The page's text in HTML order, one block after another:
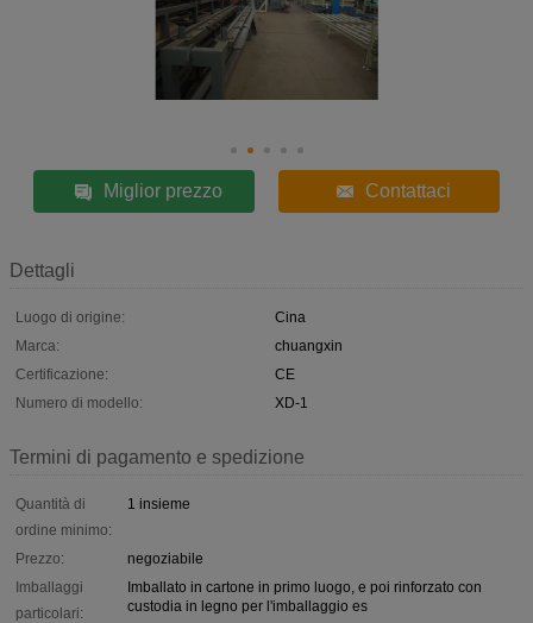
Miglior prezzo Contattaci
Dettagli
Luogo di origine:
Cina
Marca:
chuangxin
Certificazione:
CE
Numero di modello:
XD-1
Termini di pagamento e spedizione
Quantità di
ordine minimo:
1 insieme
Prezzo:
negoziabile
Imballaggi
particolari:
Imballato in cartone in primo luogo, e poi rinforzato con
custodia in legno per l'imballaggio es